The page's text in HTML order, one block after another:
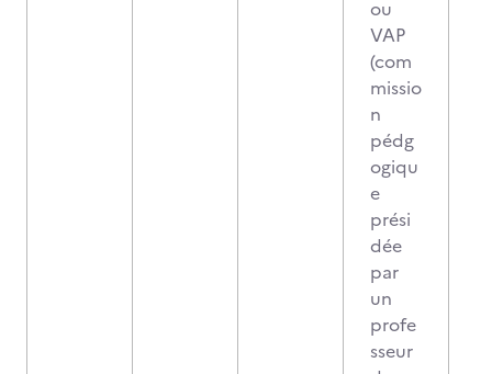
ou
VAP
(com
missio
n
pédg
ogiqu
e
prési
dée
par
un
profe
sseur